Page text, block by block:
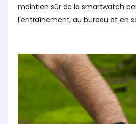
maintien sûr de la smartwatch
l'entraînement, au bureau et en